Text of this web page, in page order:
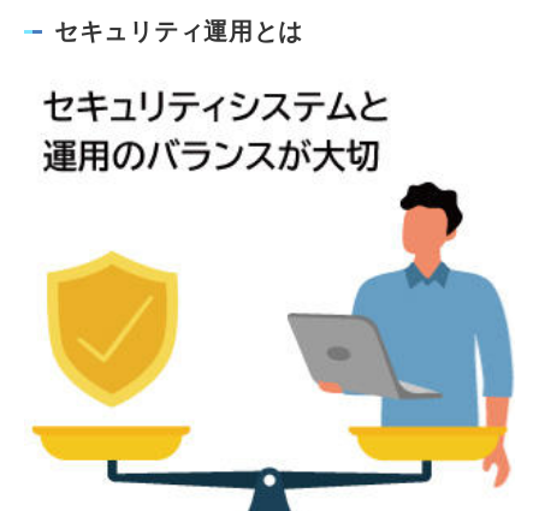
セキュリティ運用とは